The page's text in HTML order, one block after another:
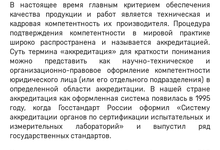
В настоящее время главным критерием обеспечения
качества продукции и работ является техническая и
кадровая компетентность их производителя. Процедура
подтверждения компетентности в мировой практике
широко распространена и называется аккредитацией.
Суть термина «аккредитация» для краткости понимания
можно представить как научно-техническое и
организационно-правовое оформление компетентности
юридического лица (или его отдельного подразделения) в
определенной области аккредитации. В нашей стране
аккредитация как оформленная система появилась в 1995
году, когда Госстандарт России оформил «Систему
аккредитации органов по сертификации испытательных и
измерительных лабораторий» и выпустил ряд
государственных стандартов.